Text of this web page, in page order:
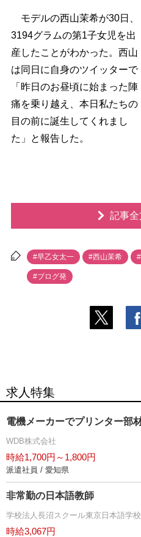
モデルの西山茉希が30日、
3194グラムの第1子女児を出
産したことがわかった。西山
は同日に自身のツイッターで
「昨日のお昼頃に始まった陣
痛を乗り越え、本日私たちの
目の前に誕生してくれまし
た」と報告した。
記事
#早乙女太一 #西山茉希
#ブログ発
求人特集
電機メーカーでプリンター部
WDB株式会社
時給1,700円～1,800円
派遣社員 / 愛知県
非常勤の日本語教師
学校法人長沼スクール東京日本語学校
時給3,067円